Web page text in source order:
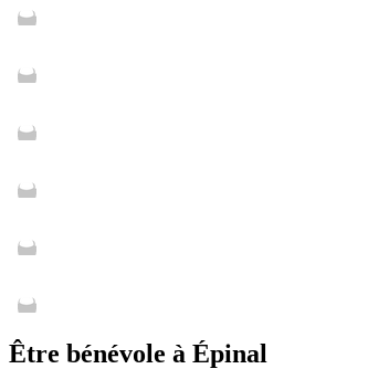
Être bénévole à Épinal